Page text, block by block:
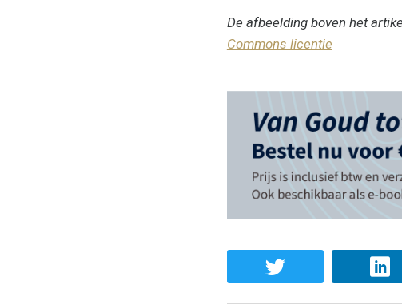
De afbeelding boven het
Commons licentie